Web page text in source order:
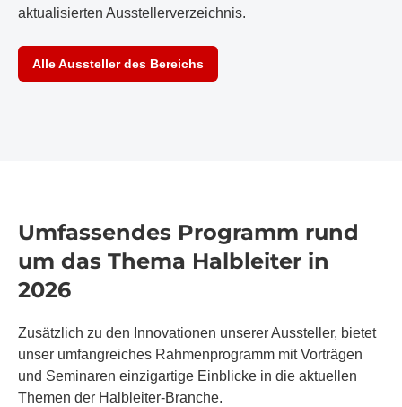
aktualisierten Ausstellerverzeichnis.
Alle Aussteller des Bereichs
Umfassendes Programm rund
um das Thema Halbleiter in
2026
Zusätzlich zu den Innovationen unserer Aussteller, bietet
unser umfangreiches Rahmenprogramm mit Vorträgen
und Seminaren einzigartige Einblicke in die aktuellen
Themen der Halbleiter-Branche.